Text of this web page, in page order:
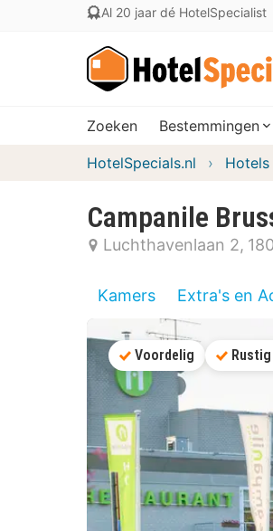
Al 20 jaar dé HotelSpecialist
Zoeken Bestemmingen
HotelSpecials.nl Hotels
Campanile
Luchthavenlaan 2
Kamers Extra's en
Voordelig